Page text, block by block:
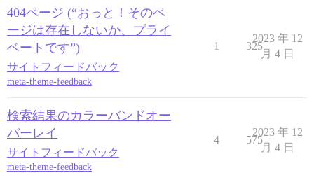
404ページ (“おっと！そのペ
ージは存在しないか、プライ
ベートです”)
サイトフィードバック
meta-theme-feedback
1 325
2023 年 12
月 4 日
検索結果のカラーバンドオー
バーレイ
サイトフィードバック
meta-theme-feedback
4 575
2023 年 12
月 4 日